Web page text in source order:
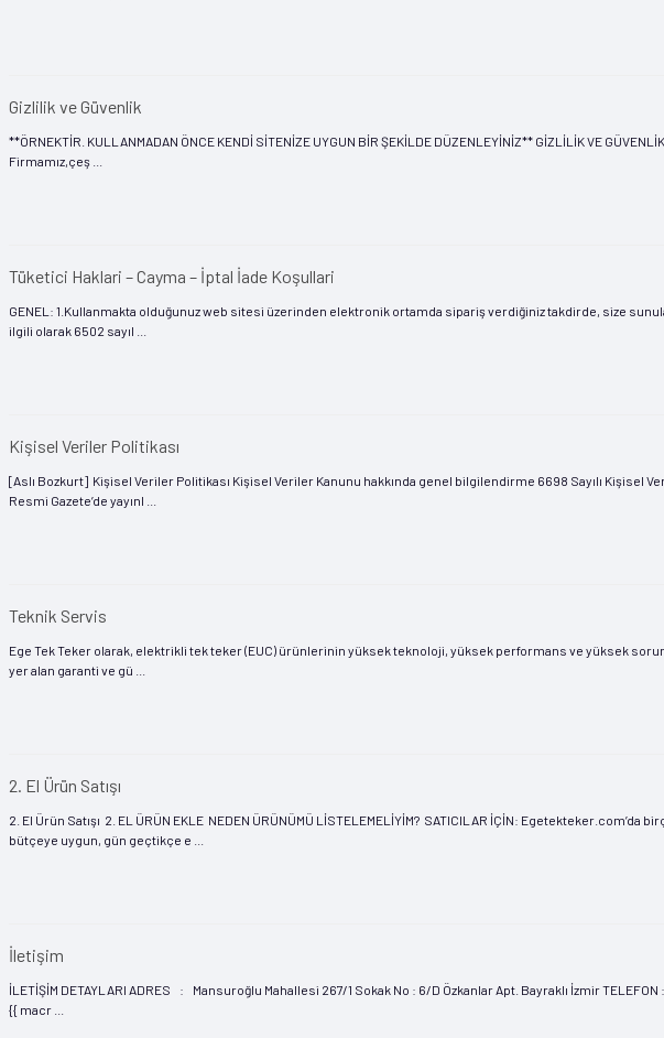
Gizlilik ve Güvenlik
**ÖRNEKTİR. KULLANMADAN ÖNCE KENDİ SİTENİZE UYGUN BİR ŞEKİLDE DÜZENLEYİNİZ** GİZLİLİK VE
Firmamız,çeş ...
Tüketici Haklari – Cayma – İptal İade Koşullari
GENEL: 1.Kullanmakta olduğunuz web sitesi üzerinden elektronik ortamda sipariş verdiğiniz takdirde, size
ilgili olarak 6502 sayıl ...
Kişisel Veriler Politikası
[Aslı Bozkurt] Kişisel Veriler Politikası Kişisel Veriler Kanunu hakkında genel bilgilendirme 6698 Sayılı Kişisel
Resmi Gazete’de yayınl ...
Teknik Servis
Ege Tek Teker olarak, elektrikli tek teker (EUC) ürünlerinin yüksek teknoloji, yüksek performans ve yüksek
yer alan garanti ve gü ...
2. El Ürün Satışı
2. El Ürün Satışı 2. EL ÜRÜN EKLE NEDEN ÜRÜNÜMÜ LİSTELEMELİYİM? SATICILAR İÇİN:
bütçeye uygun, gün geçtikçe e ...
İletişim
İLETİŞİM DETAYLARI ADRES : Mansuroğlu Mahallesi 267/1 Sokak No : 6/D Özkanlar Apt. Bayraklı İzmir
{{ macr ...